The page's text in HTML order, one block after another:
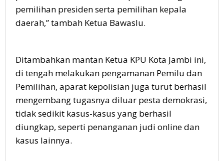
pemilihan presiden serta pemilihan kepala
daerah,” tambah Ketua Bawaslu.
Ditambahkan mantan Ketua KPU Kota Jambi ini,
di tengah melakukan pengamanan Pemilu dan
Pemilihan, aparat kepolisian juga turut berhasil
mengembang tugasnya diluar pesta demokrasi,
tidak sedikit kasus-kasus yang berhasil
diungkap, seperti penanganan judi online dan
kasus lainnya.